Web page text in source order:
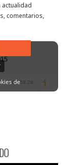
actualidad
comentarios,